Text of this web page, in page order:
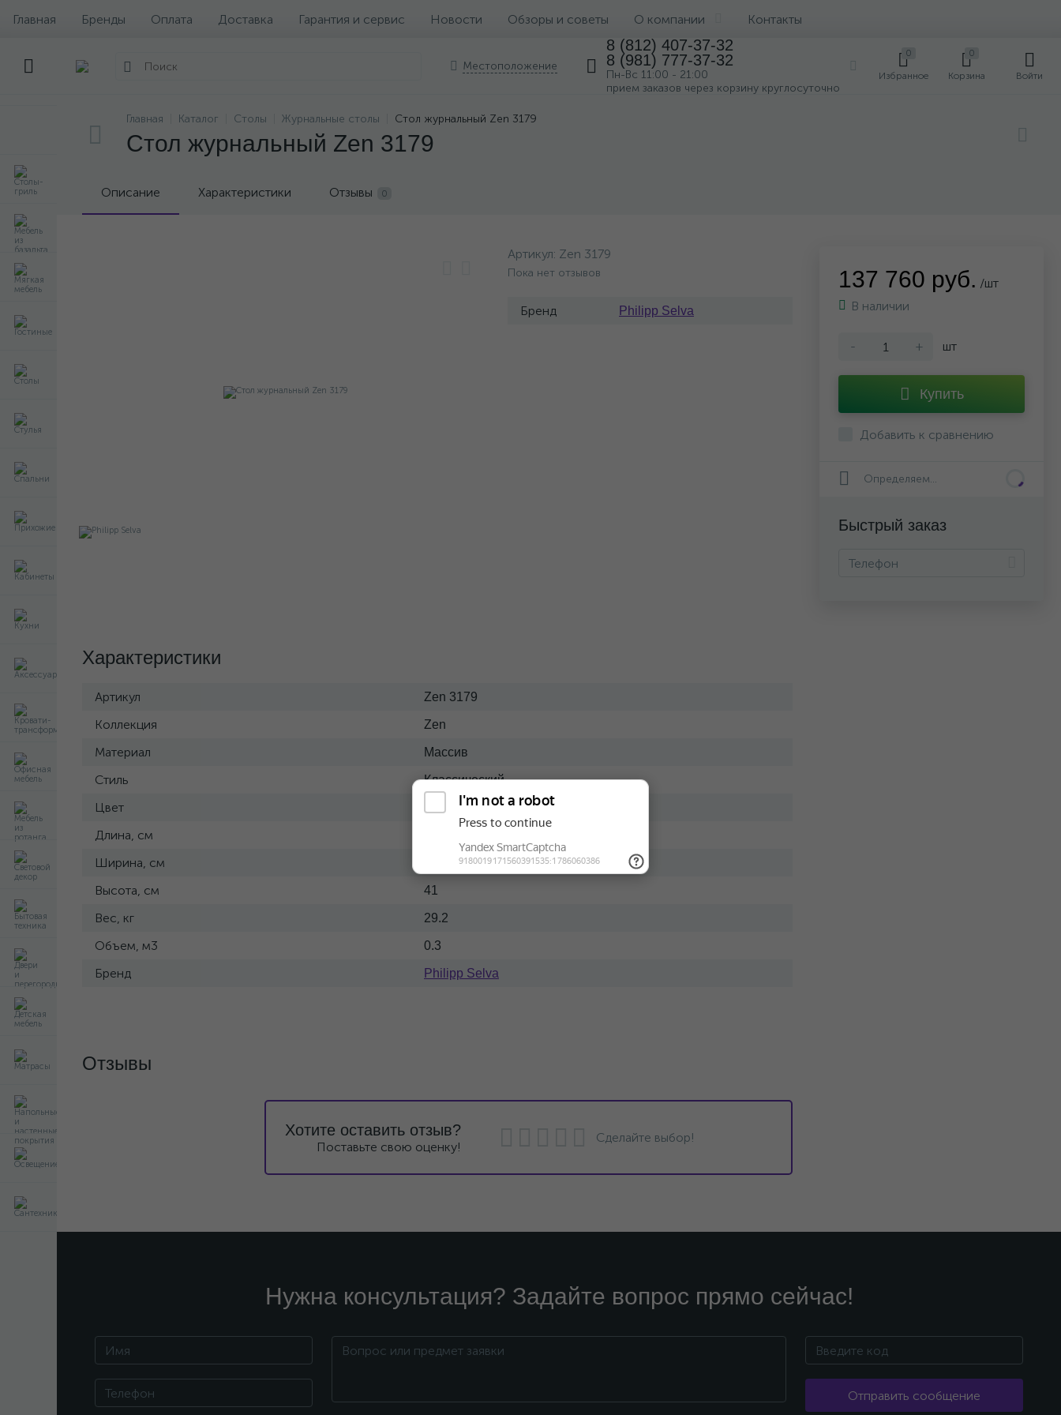
Главная Бренды Оплата Доставка Гарантия и сервис Новости Обзоры и советы О компании Контакты
Местоположение
8 (812) 407-37-32
8 (981) 777-37-32
Пн-Вс 11:00 - 21:00
прием заказов через корзину круглосуточно
0
Избранное
0
Корзина Войти
Главная Каталог Столы Журнальные столы Стол журнальный Zen 3179
Стол журнальный Zen 3179
Описание Характеристики Отзывы 0
Артикул: Zen 3179
Пока нет отзывов
Бренд Philipp Selva
Характеристики
Артикул Zen 3179
Коллекция Zen
Материал Массив
Стиль Классический
Цвет Светлый
Длина, см
Ширина, см
Высота, см 41
Вес, кг 29.2
Объем, м3 0.3
Бренд Philipp Selva
137 760 руб. /шт
В наличии
- + шт
Купить
Добавить к сравнению
Определяем...
Быстрый заказ
Отзывы
Хотите оставить отзыв?
Поставьте свою оценку!
Сделайте выбор!
Нужна консультация? Задайте вопрос прямо сейчас!
Отправить сообщение